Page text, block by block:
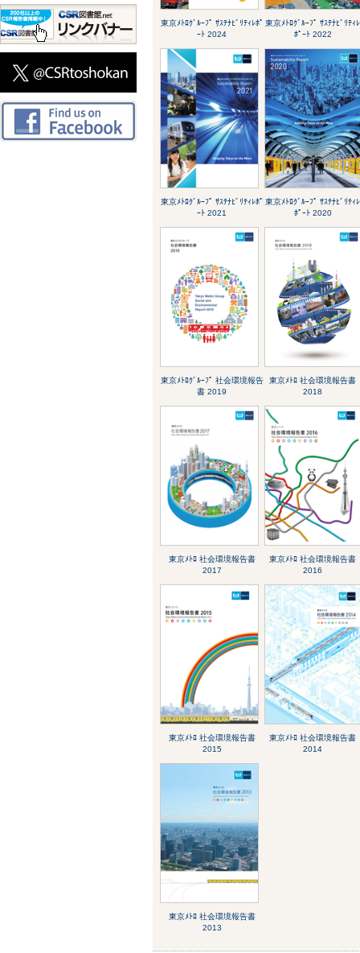
東京ﾒﾄﾛｸﾞﾙｰﾌﾟ ｻｽﾃﾅﾋﾞﾘﾃｨﾚﾎﾟ
ｰﾄ 2024
東京ﾒﾄﾛｸﾞﾙｰﾌﾟ ｻｽﾃﾅﾋﾞﾘﾃｨﾚ
ﾎﾟｰﾄ 2022
東京ﾒﾄﾛｸﾞﾙｰﾌﾟ ｻｽﾃﾅﾋﾞﾘﾃｨﾚﾎﾟ
ｰﾄ 2021
東京ﾒﾄﾛｸﾞﾙｰﾌﾟ ｻｽﾃﾅﾋﾞﾘﾃｨﾚ
ﾎﾟｰﾄ 2020
東京ﾒﾄﾛｸﾞﾙｰﾌﾟ 社会環境報告
書 2019
東京ﾒﾄﾛ 社会環境報告書
2018
東京ﾒﾄﾛ 社会環境報告書
2017
東京ﾒﾄﾛ 社会環境報告書
2016
東京ﾒﾄﾛ 社会環境報告書
2015
東京ﾒﾄﾛ 社会環境報告書
2014
東京ﾒﾄﾛ 社会環境報告書
2013